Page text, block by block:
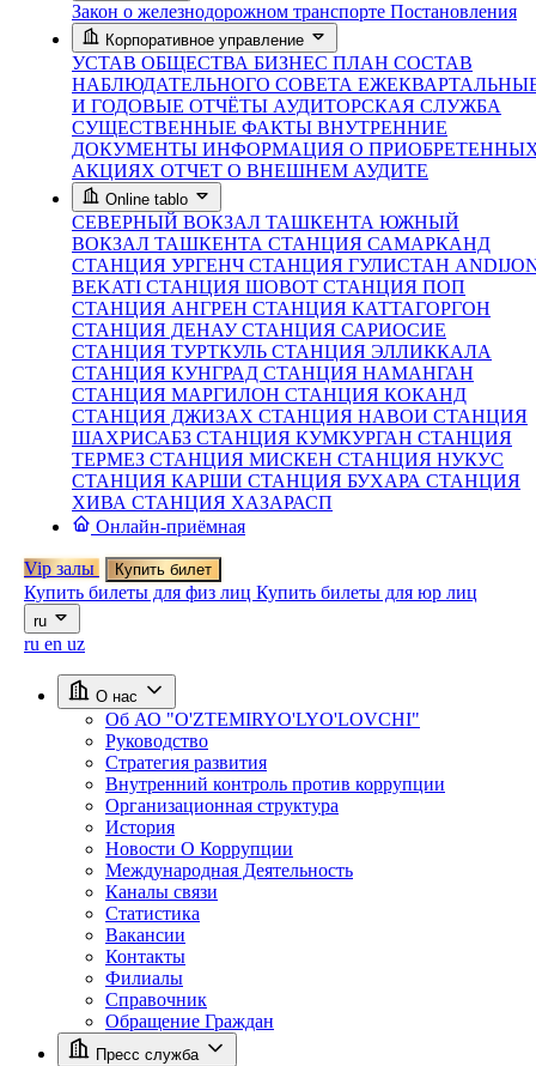
Закон о железнодорожном транспорте Постановления
Корпоративное управление
УСТАВ ОБЩЕСТВА БИЗНЕС ПЛАН СОСТАВ
НАБЛЮДАТЕЛЬНОГО СОВЕТА
И ГОДОВЫЕ ОТЧЁТЫ АУДИТОРСКАЯ СЛУЖБА
СУЩЕСТВЕННЫЕ ФАКТЫ ВНУТРЕННИЕ
ДОКУМЕНТЫ ИНФОРМАЦИЯ О
АКЦИЯХ ОТЧЕТ О ВНЕШНЕМ АУДИТЕ
Online tablo
СЕВЕРНЫЙ ВОКЗАЛ ТАШКЕНТА ЮЖНЫЙ
ВОКЗАЛ ТАШКЕНТА СТАНЦИЯ САМАРКАНД
СТАНЦИЯ УРГЕНЧ СТАНЦИЯ ГУЛИСТАН
BEKATI СТАНЦИЯ ШОВОТ СТАНЦИЯ ПОП
СТАНЦИЯ АНГРЕН СТАНЦИЯ КАТТАГОРГОН
СТАНЦИЯ ДЕНАУСТАНЦИЯ САРИОСИЕ
СТАНЦИЯ ТУРТКУЛЬ СТАНЦИЯ ЭЛЛИККАЛА
СТАНЦИЯ КУНГРАД СТАНЦИЯ НАМАНГАН
СТАНЦИЯ МАРГИЛОН СТАНЦИЯ КОКАНД
СТАНЦИЯ ДЖИЗАХ СТАНЦИЯ НАВОИ СТАНЦИЯ
ШАХРИСАБЗ СТАНЦИЯ КУМКУРГАН СТАНЦИЯ
ТЕРМЕЗ СТАНЦИЯ МИСКЕН СТАНЦИЯ НУКУС
СТАНЦИЯ КАРШИ СТАНЦИЯ БУХАРА СТАНЦИЯ
ХИВА СТАНЦИЯ ХАЗАРАСП
Онлайн-приёмная
Vip залы Купить билет
Купить билеты для физ лиц Купить билеты для юр лиц
ru
ru en uz
О нас
Об АО "O'ZTEMIRYO'LYO'LOVCHI"
Руководство
Стратегия развития
Внутренний контроль против коррупции
Организационная структура
История
Новости О Коррупции
Международная Деятельность
Каналы связи
Статистика
Вакансии
Контакты
Филиалы
Справочник
Обращение Граждан
Пресс служба